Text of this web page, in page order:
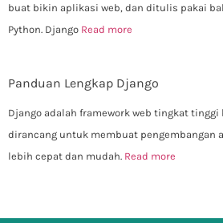
buat bikin aplikasi web, dan ditulis pakai
Python. Django Read more
Panduan Lengkap Django
Django adalah framework web tingkat tinggi
dirancang untuk membuat pengembangan
lebih cepat dan mudah. Read more